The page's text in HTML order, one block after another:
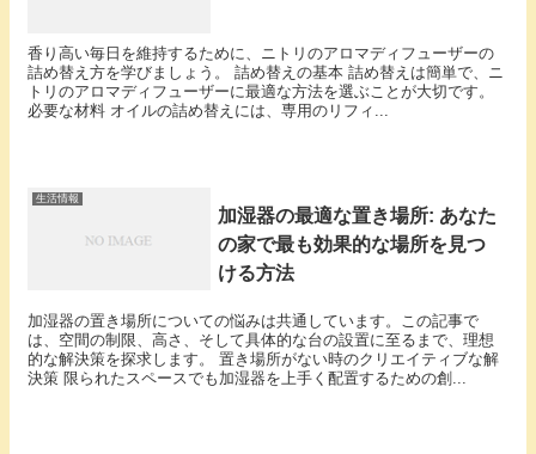
香り高い毎日を維持するために、ニトリのアロマディフューザーの
詰め替え方を学びましょう。 詰め替えの基本 詰め替えは簡単で、ニ
トリのアロマディフューザーに最適な方法を選ぶことが大切です。
必要な材料 オイルの詰め替えには、専用のリフィ...
生活情報
加湿器の最適な置き場所: あなた
の家で最も効果的な場所を見つ
ける方法
加湿器の置き場所についての悩みは共通しています。この記事で
は、空間の制限、高さ、そして具体的な台の設置に至るまで、理想
的な解決策を探求します。 置き場所がない時のクリエイティブな解
決策 限られたスペースでも加湿器を上手く配置するための創...